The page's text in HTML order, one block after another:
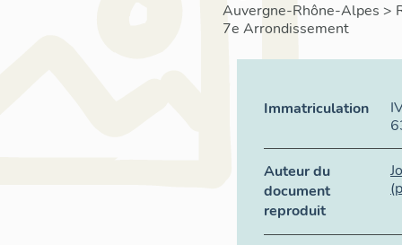
Auvergne-Rhône-Alpes >
7e Arrondissement
Immatriculation
Auteur du
document
reproduit